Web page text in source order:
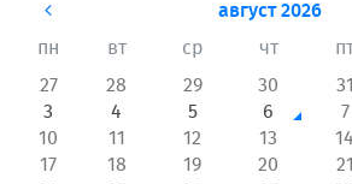
август 2026
пн
вт ср чт
27
28 29 30 31
3
4 5 6 7
10
11 12 13 14
17
18 19 20 21